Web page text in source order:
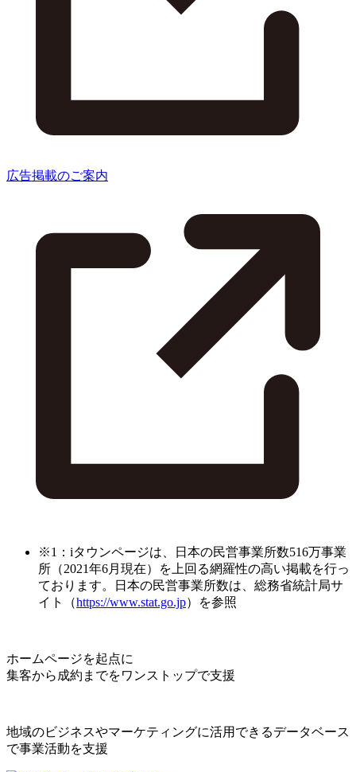
広告掲載のご案内
※1：iタウンページは、日本の民営事業所数516万事業
所（2021年6月現在）を上回る網羅性の高い掲載を行っ
ております。日本の民営事業所数は、総務省統計局サ
イト（https://www.stat.go.jp）を参照
ホームページを起点に
集客から成約までをワンストップで支援
地域のビジネスやマーケティングに活用できるデータベース
で事業活動を支援